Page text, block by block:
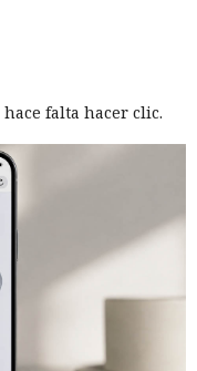
falta hacer clic.